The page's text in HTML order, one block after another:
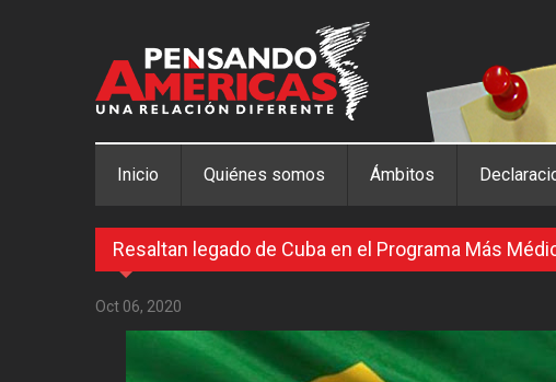
Inicio Quiénes somos Ámbitos
Resaltan legado de Cuba en el Programa Más
Oct 06, 2020